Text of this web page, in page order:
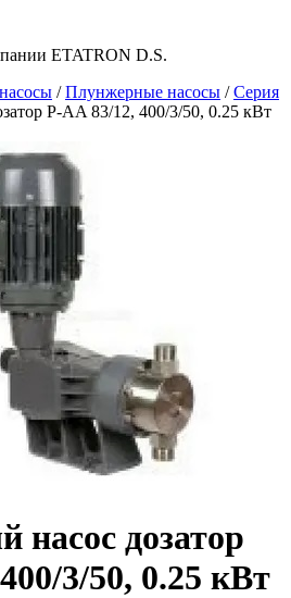
ETATRON D.S.
/Плунжерные насосы /Серия
P-AA 83/12, 400/3/50, 0.25 кВт
дозатор
3/50, 0.25 кВт